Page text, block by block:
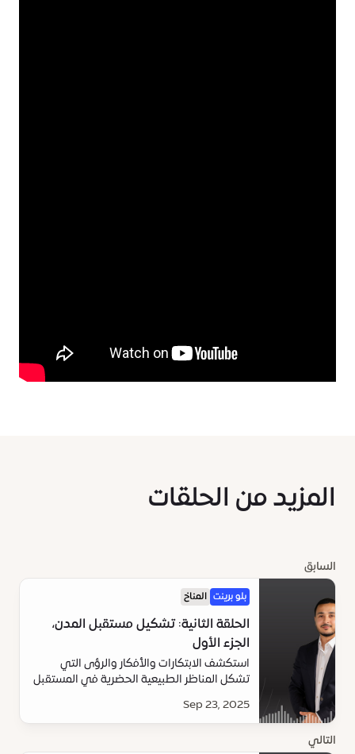
المزيد من الحلقات
السابق
بلو برينت المناخ
الحلقة الثانية: تشكيل مستقبل المدن،
الجزء الأول
استكشف الابتكارات والأفكار والرؤى التي
تشكل المناظر الطبيعية الحضرية في المستقبل
Sep 23, 2025
التالي